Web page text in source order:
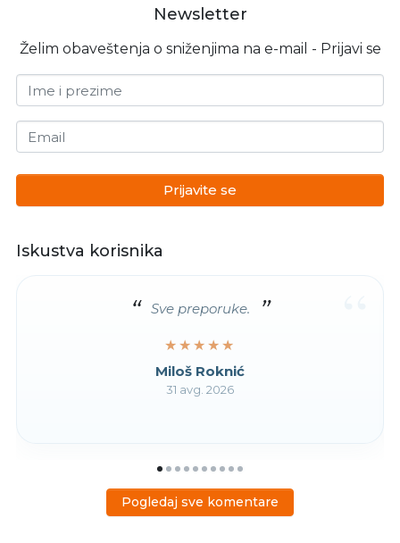
Newsletter
Želim obaveštenja o sniženjima na e-mail - Prijavi se
Ime i prezime
Email
Prijavite se
Iskustva korisnika
Sve preporuke.
★★★★★
★★★★★
Miloš Roknić
31 avg. 2026
Pogledaj sve komentare